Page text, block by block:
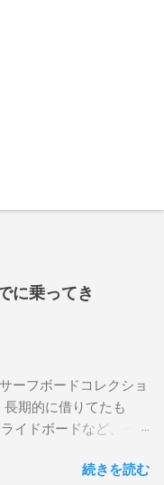
に乗ってき
ーフボードコレクショ
期的に借りてたも
イドボードなど、イ
です。 記録と残して
続きを読む